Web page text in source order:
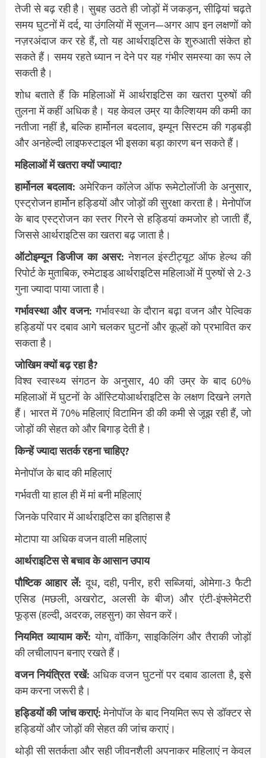
तेजी से बढ़ रही है। सुबह उठते ही जोड़ों में जकड़न, सीढ़ियां चढ़ते
समय घुटनों में दर्द, या उंगलियों में सूजन—अगर आप इन लक्षणों को
नज़रअंदाज कर रहे हैं, तो यह आर्थराइटिस के शुरुआती संकेत हो
सकते हैं। समय रहते ध्यान न देने पर यह गंभीर समस्या का रूप ले
सकती है।
शोध बताते हैं कि महिलाओं में आर्थराइटिस का खतरा पुरुषों की
तुलना में कहीं अधिक है। यह केवल उम्र या कैल्शियम की कमी का
नतीजा नहीं है, बल्कि हार्मोनल बदलाव, इम्यून सिस्टम की गड़बड़ी
और अनहेल्दी लाइफस्टाइल भी इसका बड़ा कारण बन सकते हैं।
महिलाओं में खतरा क्यों ज्यादा?
हार्मोनल बदलाव: अमेरिकन कॉलेज ऑफ रूमेटोलॉजी के अनुसार,
एस्ट्रोजन हार्मोन हड्डियों और जोड़ों की सुरक्षा करता है। मेनोपॉज
के बाद एस्ट्रोजन का स्तर गिरने से हड्डियां कमजोर हो जाती हैं,
जिससे आर्थराइटिस का खतरा बढ़ जाता है।
ऑटोइम्यून डिजीज का असर: नेशनल इंस्टीट्यूट ऑफ हेल्थ की
रिपोर्ट के मुताबिक, रुमेटाइड आर्थराइटिस महिलाओं में पुरुषों से 2-3
गुना ज्यादा पाया जाता है।
गर्भावस्था और वजन: गर्भावस्था के दौरान बढ़ा वजन और पेल्विक
हड्डियों पर दबाव आगे चलकर घुटनों और कूल्हों को प्रभावित कर
सकता है।
जोखिम क्यों बढ़ रहा है?
विश्व स्वास्थ्य संगठन के अनुसार, 40 की उम्र के बाद 60%
महिलाओं में घुटनों के ऑस्टियोआर्थराइटिस के लक्षण दिखने लगते
हैं। भारत में 70% महिलाएं विटामिन डी की कमी से जूझ रही हैं, जो
जोड़ों की सेहत को और बिगाड़ देती है।
किन्हें ज्यादा सतर्क रहना चाहिए?
मेनोपॉज के बाद की महिलाएं
गर्भवती या हाल ही में मां बनी महिलाएं
जिनके परिवार में आर्थराइटिस का इतिहास है
मोटापा या अधिक वजन वाली महिलाएं
आर्थराइटिस से बचाव के आसान उपाय
पौष्टिक आहार लें: दूध, दही, पनीर, हरी सब्जियां, ओमेगा-3 फैटी
एसिड (मछली, अखरोट, अलसी के बीज) और एंटी-इंफ्लेमेटरी
फूड्स (हल्दी, अदरक, लहसुन) का सेवन करें।
नियमित व्यायाम करें: योग, वॉकिंग, साइकिलिंग और तैराकी जोड़ों
की लचीलापन बनाए रखते हैं।
वजन नियंत्रित रखें: अधिक वजन घुटनों पर दबाव डालता है, इसे
कम करना जरूरी है।
हड्डियों की जांच कराएं:मेनोपॉज के बाद नियमित रूप से डॉक्टर से
हड्डियों और जोड़ों की सेहत की जांच कराएं।
थोड़ी सी सतर्कता और सही जीवनशैली अपनाकर महिलाएं न केवल